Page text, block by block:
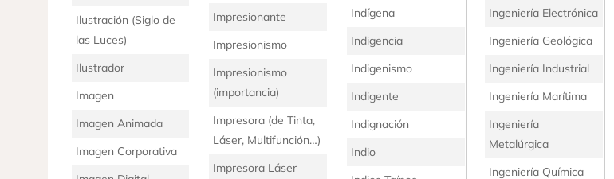
Ilustración (Siglo de
las Luces)
Ilustrador
Imagen
Imagen Animada
Imagen Corporativa
Impresionante
Impresionismo
Impresionismo
(importancia)
Impresora (de Tinta,
Láser, Multifunción…)
Impresora Láser
Indígena
Indigencia
Indigenismo
Indigente
Indignación
Indio
Ingeniería Electrónica
Ingeniería Geológica
Ingeniería Industrial
Ingeniería Marítima
Ingeniería
Metalúrgica
Ingeniería Química